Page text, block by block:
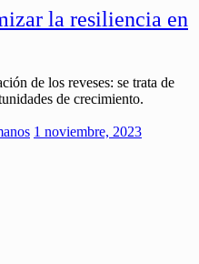
la resiliencia en
de los reveses: se trata de
de crecimiento.
1 noviembre, 2023